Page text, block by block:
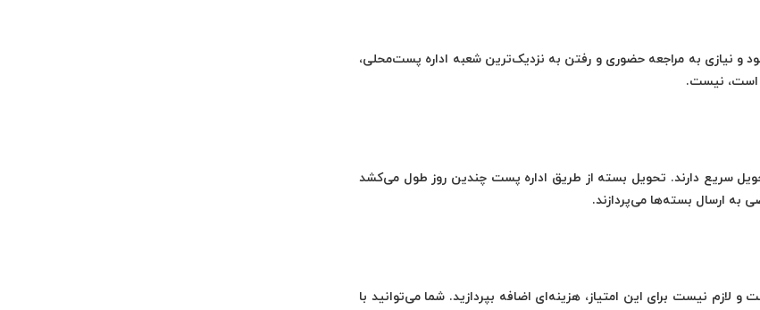
و نیازی به مراجعه حضوری و رفتن به نزدیک‌ترین شعبه اداره پست‌محلی،
است، نیست.
سریع دارند. تحویل بسته از طریق اداره پست چندین روز طول می‌کشد
ارسال بسته‌ها می‌پردازند.
نیست برای این امتیاز، هزینه‌‌ای اضافه بپردازید. شما می‌توانید با